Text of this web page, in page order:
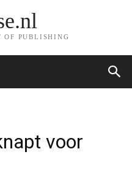
OF PUBLISHING
voor